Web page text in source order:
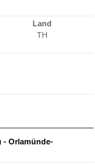
Land
TH
- Orlamünde-